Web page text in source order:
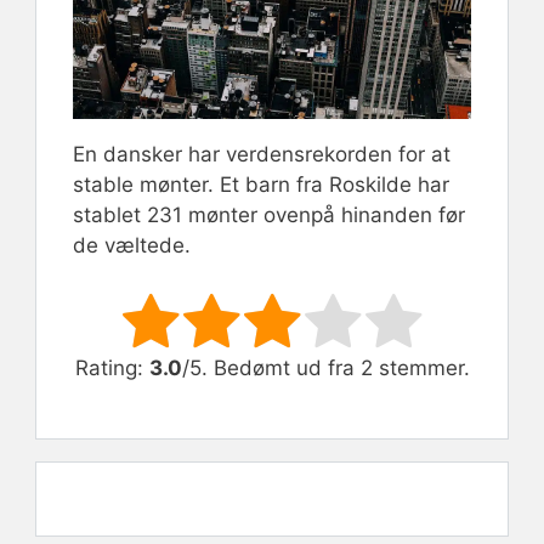
En dansker har verdensrekorden for at
stable mønter. Et barn fra Roskilde har
stablet 231 mønter ovenpå hinanden før
de væltede.
Rate this item:
Submit Rating
Rating: 3.0/5. Bedømt ud fra 2 stemmer.